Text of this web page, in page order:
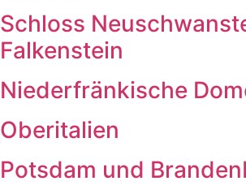
Schloss
Falkenstein
Niederfränkische
Oberitalien
Potsdam und